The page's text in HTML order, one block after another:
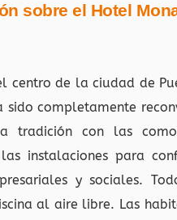
sobre el Hotel
centro de la ciudad de
sido completamente
tradición con las
instalaciones para
y sociales.
al aire libre. Las